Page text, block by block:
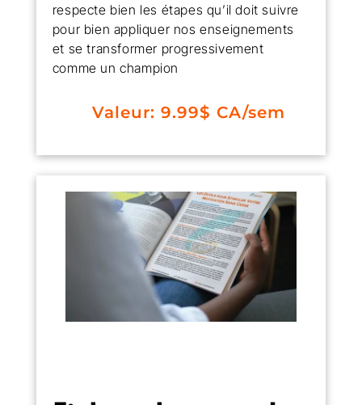
respecte bien les étapes qu’il doit suivre
pour bien appliquer nos enseignements
et se transformer progressivement
comme un champion
Valeur: 9.99$ CA/sem